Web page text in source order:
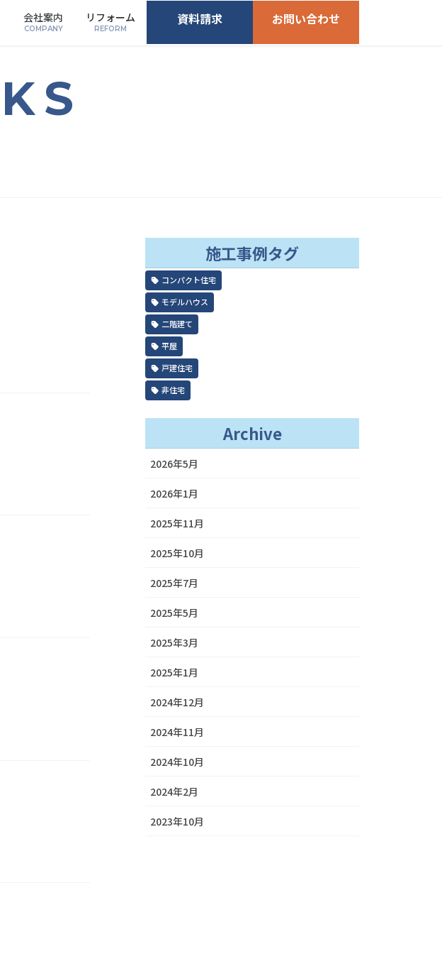
会社案内
COMPANY
リフォーム
REFORM
資料請求 お問い合わせ
施工事例タグ
コンパクト住宅
モデルハウス
二階建て
平屋
戸建住宅
非住宅
Archive
2026年5月
2026年1月
2025年11月
2025年10月
2025年7月
2025年5月
2025年3月
2025年1月
2024年12月
2024年11月
2024年10月
2024年2月
2023年10月